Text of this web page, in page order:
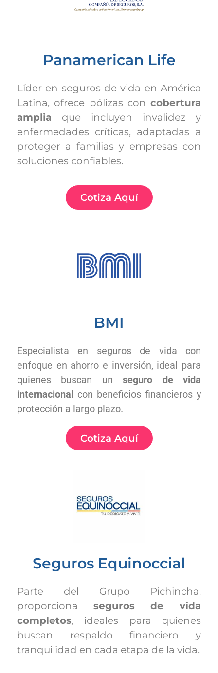
Panamerican Life
Líder en seguros de vida en América
Latina, ofrece pólizas con cobertura
amplia que incluyen invalidez y
enfermedades críticas, adaptadas a
proteger a familias y empresas con
soluciones confiables.
Cotiza Aquí
BMI
Especialista en seguros de vida con
enfoque en ahorro e inversión, ideal para
quienes buscan unseguro de vida
internacional con beneficios financieros y
protección a largo plazo.
Cotiza Aquí
Seguros Equinoccial
Parte del Grupo Pichincha,
proporciona seguros de vida
completos, ideales para quienes
buscan respaldo financiero y
tranquilidad en cada etapa de la vida.